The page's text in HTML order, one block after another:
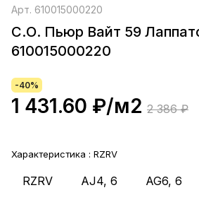
Арт. 610015000220
С.О. Пьюр Вайт 59
610015000220
-40%
1 431.60 ₽/м2 2 386 ₽
Характеристика : RZRV
RZRV AJ4, 6 AG6, 6